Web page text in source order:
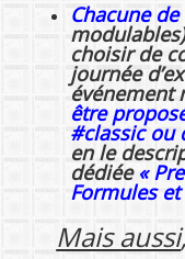
Chacune
choisir de
journée
événement
être
#classic ou
en le
dédiée «
Formules
Mais aussi,